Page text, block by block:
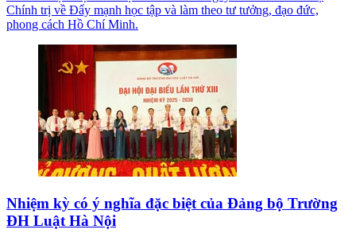
Chính trị về Đẩy mạnh học tập và làm theo tư tưởng, đạo đức,
phong cách Hồ Chí Minh.
Nhiệm kỳ có ý nghĩa đặc biệt của Đảng bộ Trường
ĐH Luật Hà Nội